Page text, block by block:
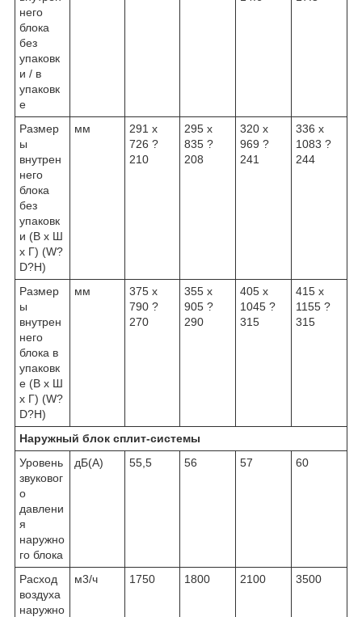
него
блока
без
упаковк
и / в
упаковк
е
Размер
ы
внутрен
него
блока
без
упаковк
и (В х Ш
х Г) (W?
D?H)
мм
291 х
726 ?
210
295 х
835 ?
208
320 х
969 ?
241
336 х
1083 ?
244
Размер
ы
внутрен
него
блока в
упаковк
е (В х Ш
х Г) (W?
D?H)
мм
375 х
790 ?
270
355 х
905 ?
290
405 х
1045 ?
315
415 х
1155 ?
315
Наружный блок сплит-системы
Уровень
звуковог
о
давлени
я
наружно
го блока
дБ(А) 55,5 56 57 60
Расход
воздуха
наружно
м3/ч 1750 1800 2100 3500